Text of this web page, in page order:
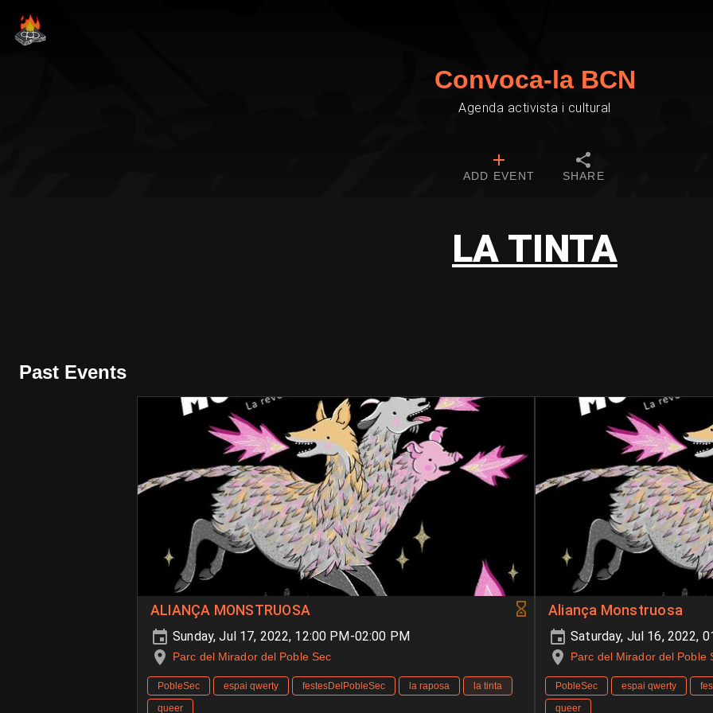
Convoca-la BCN
Agenda activista i cultural
ADD EVENT SHARE
LA TINTA
Past Events
ALIANÇA MONSTRUOSA
Sunday, Jul 17, 2022, 12:00 PM-02:00 PM
Parc del Mirador del Poble Sec
PobleSec espai qwerty festesDelPobleSec la raposa
la tinta
queer
Aliança Monstruosa
Saturday, Jul 16, 2022,
Parc del Mirador del Poble
PobleSec espai qwerty
queer